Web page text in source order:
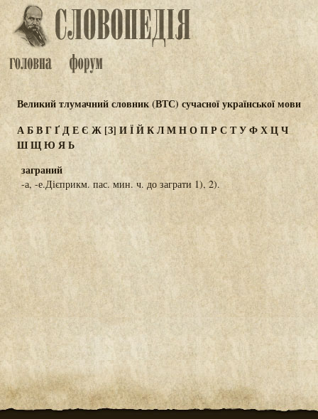
Великий тлумачний словник (ВТС) сучасної української мови
АБВГҐДЕЄ Ж[З] ИЇЙКЛМНОПР СТУФХЦЧ
ШЩЮЯЬ
заграний
-а, -е.Дієприкм. пас. мин. ч. до заграти 1), 2).